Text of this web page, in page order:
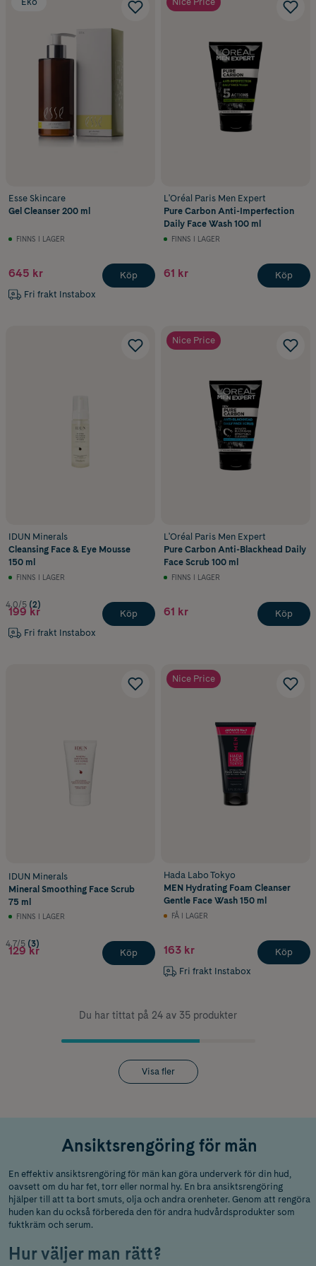
Esse Skincare
Gel Cleanser 200 ml
FINNS I LAGER
645 kr
Fri frakt Instabox
Köp
L'Oréal Paris Men Expert
Pure Carbon Anti-Imperfection
Daily Face Wash 100 ml
FINNS I LAGER
61 kr Köp
IDUN Minerals
Cleansing Face & Eye Mousse
150 ml
FINNS I LAGER
4.0/5 (2)
199 kr
Fri frakt Instabox
Köp
Nice Price
L'Oréal Paris Men Expert
Pure Carbon Anti-Blackhead Daily
Face Scrub 100 ml
FINNS I LAGER
61 kr Köp
IDUN Minerals
Mineral Smoothing Face Scrub
75 ml
FINNS I LAGER
4.7/5 (3)
129 kr Köp
Nice Price
Hada Labo Tokyo
MEN Hydrating Foam Cleanser
Gentle Face Wash 150 ml
FÅ I LAGER
163 kr
Fri frakt Instabox
Köp
Du har tittat på 24 av 35 produkter
Visa fler
Ansiktsrengöring för män
En effektiv ansiktsrengöring för män kan göra underverk för din hud,
oavsett om du har fet, torr eller normal hy. En bra ansiktsrengöring
hjälper till att ta bort smuts, olja och andra orenheter. Genom att rengöra
huden kan du också förbereda den för andra hudvårdsprodukter som
fuktkräm och serum.
Hur väljer man rätt?